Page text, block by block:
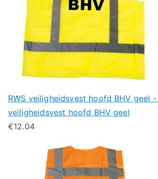
RWS veiligheidsvest hoofd BHV geel -
veiligheidsvest hoofd BHV geel
€12.04